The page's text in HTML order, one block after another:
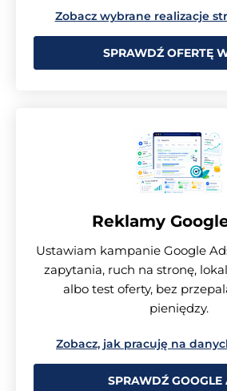
Zobacz wybrane realizacje
SPRAWDŹ OFERTĘ
Reklamy
Ustawiam kampanie Google
zapytania, ruch na stronę,
albo test oferty, bez
pieniędzy.
Zobacz, jak pracuję na
SPRAWDŹ GOOGLE